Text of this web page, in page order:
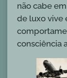
não cabe
de luxo vive
consciência